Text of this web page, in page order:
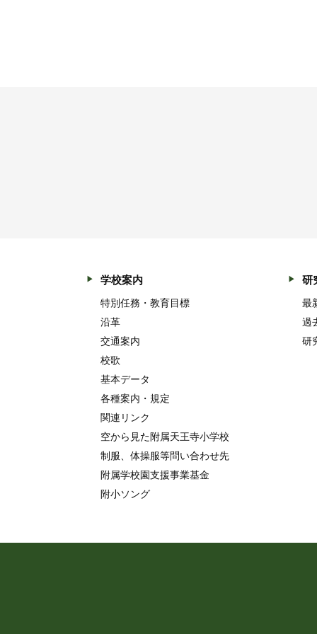
学校案内
特別任務・教育目標
沿革
交通案内
校歌
基本データ
各種案内・規定
関連リンク
空から見た附属天王寺小学校
制服、体操服等問い合わせ先
附属学校園支援事業基金
附小ソング
研
最
過
研